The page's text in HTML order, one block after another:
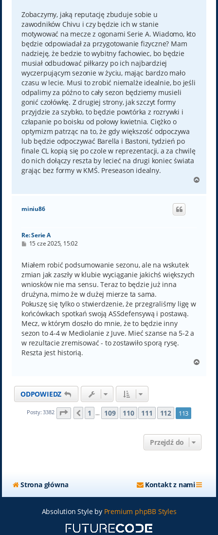
Zobaczymy, jaką reputację zbuduje sobie u
zawodników Chivu i czy będzie ich w stanie
motywować na mecze z ogonami Serie A. Wiadomo, kto
będzie odpowiadał za przygotowanie fizyczne? Mam
nadzieję, że bedzie to wybitny fachowiec, bo będzie
musiał odbudować piłkarzy po ich najbardziej
wyczerpującym sezonie w życiu, mając bardzo mało
czasu w lecie. Musi to zrobić niemalże idealnie, bo jeśli
odpalimy za późno to cały sezon będziemy musieli
gonić czołówkę. Z drugiej strony, jak szczyt formy
przyjdzie za szybko, to będzie powtórka z rozrywki i
człapanie po boisku od połowy kwietnia. Ciężko o
optymizm patrząc na to, że gdy większość odpoczywa
lub będzie odpoczywać Barella i Bastoni, tydzień po
finale CL kopią się po czole w reprezentacji, a za chwilę
do nich dołączy reszta by lecieć na drugi koniec świata
grając bez formy w KMŚ. Preseason idealny.
g
miniu86
Re: Serie A
P
t
15 cze 2025, 15:02
Miałem robić podsumowanie sezonu, ale na wskutek
zmian jak zaszły w klubie wyciąganie jakichś większych
wniosków nie ma sensu. Teraz to będzie już inna
drużyna, mimo że w dużej mierze ta sama.
Pokuszę się tylko o stwierdzenie, że przegraliśmy ligę w
końcówkach spotkań swoją ASSdefensywą i postawą.
Mecz, w którym doszło do mnie, że to będzie inny
sezon to 4-4 w Mediolanie z Juve. Mieć szanse na 5-2 a
w rezultacie zremisować - to zostawiło sporą rysę.
Reszta jest historią.
ODPOWIEDZ
Posty: 3382 Strona 113 z113
Poprzednia
1 … 109 110 111 112 113
Przejdź do
Strona główna Kontakt z nami
Absolution Style by Premium phpBB Styles